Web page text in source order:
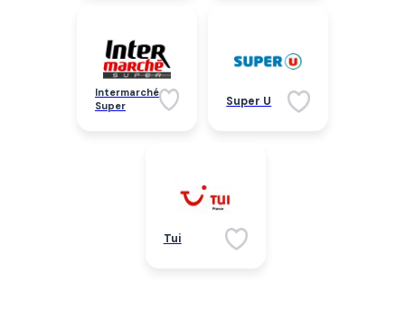
Intermarché
Super
Super U
Tui